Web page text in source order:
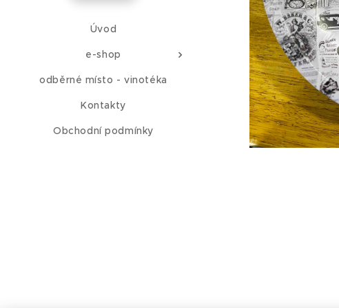
Úvod
e-shop
odběrné místo - vinotéka
Kontakty
Obchodní podmínky